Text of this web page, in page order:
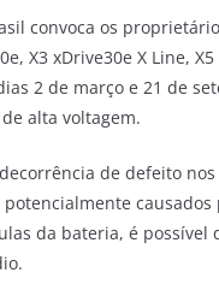
convoca os
X3 xDrive30e X Line,
2 de março e 21 de
alta voltagem.
de defeito
potencialmente
da bateria, é